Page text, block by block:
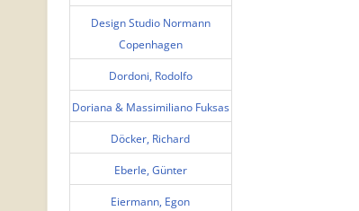
Design Studio Normann
Copenhagen
Dordoni, Rodolfo
Doriana & Massimiliano Fuksas
Döcker, Richard
Eberle, Günter
Eiermann, Egon